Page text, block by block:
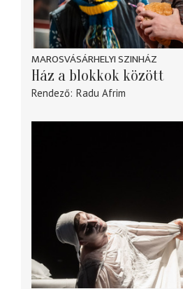
MAROSVÁSÁRHELYI SZINHÁZ
Ház a blokkok között
Rendező Radu Afrim